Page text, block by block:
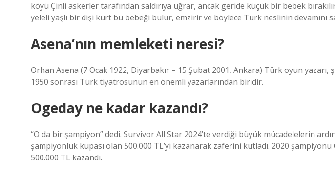
köyü Çinli askerler tarafından saldırıya uğrar, ancak geride küçük bir bebek
yeleli yaşlı bir dişi kurt bu bebeği bulur, emzirir ve böylece Türk neslinin devamını
Asena’nın memleketi neresi?
Orhan Asena (7 Ocak 1922, Diyarbakır – 15 Şubat 2001, Ankara) Türk oyun yazarı,
1950 sonrası Türk tiyatrosunun en önemli yazarlarından biridir.
Ogeday ne kadar kazandı?
“O da bir şampiyon” dedi. Survivor All Star 2024’te verdiği büyük mücadelelerin
şampiyonluk kupası olan 500.000 TL’yi kazanarak zaferini kutladı. 2020 şampiyonu
500.000 TL kazandı.